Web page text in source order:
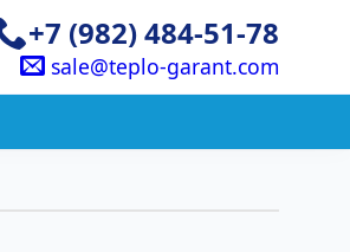
+7 (982) 484-51-78
sale@teplo-garant.com